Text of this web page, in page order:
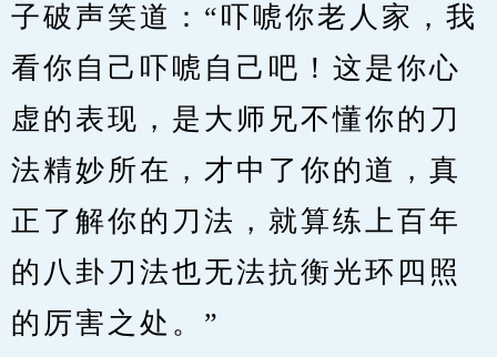
子破声笑道：“吓唬你老人家，我
看你自己吓唬自己吧！这是你心
虚的表现，是大师兄不懂你的刀
法精妙所在，才中了你的道，真
正了解你的刀法，就算练上百年
的八卦刀法也无法抗衡光环四照
的厉害之处。”